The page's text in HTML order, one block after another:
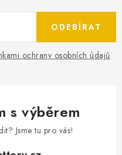
ochrany osobních údajů
ODEBÍRAT
s výběrem
Jsme tu pro vás!